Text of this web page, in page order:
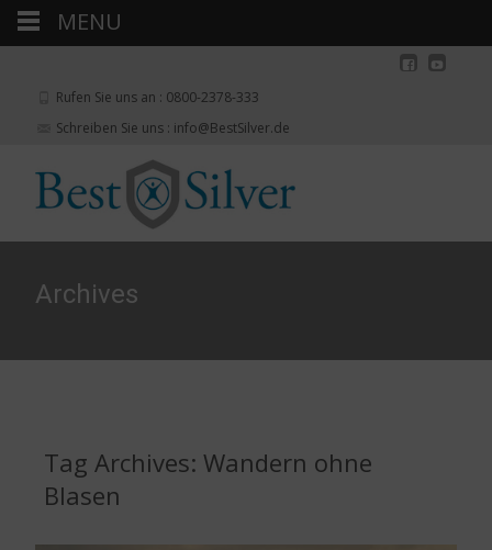
Rufen Sie uns an : 0800-2378-333
Schreiben Sie uns : info@BestSilver.de
Archives
Tag Archives: Wandern ohne
Blasen
MENU